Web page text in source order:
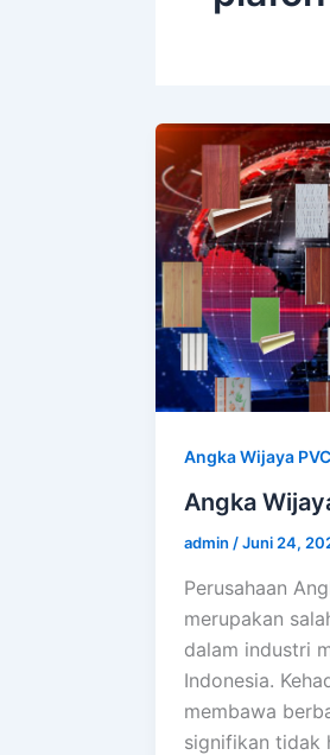
Angka Wijaya PVC
Angka
admin /Juni 24,
Perusahaan
merupakan
dalam industri
Indonesia.
membawa
signifikan tidak